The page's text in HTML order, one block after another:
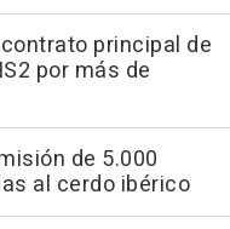
principal de
por más de
de 5.000
al cerdo ibérico